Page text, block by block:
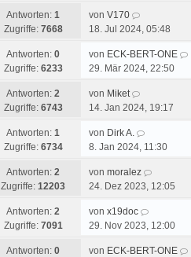
Antworten: 1
Zugriffe: 7668
von V170
18. Jul 2024, 05:48
Antworten: 0
Zugriffe: 6233
von ECK-BERT-ONE
29. Mär 2024, 22:50
Antworten: 2
Zugriffe: 6743
von Miket
14. Jan 2024, 19:17
Antworten: 1
Zugriffe: 6734
von Dirk A.
8. Jan 2024, 11:30
Antworten: 2
Zugriffe: 12203
von moralez
24. Dez 2023, 12:05
Antworten: 2
Zugriffe: 7091
von x19doc
29. Nov 2023, 12:00
Antworten: 0
von ECK-BERT-ONE